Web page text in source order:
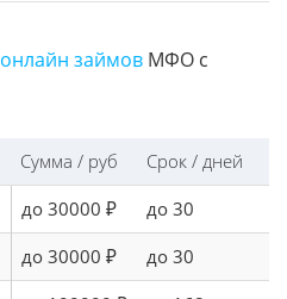
онлайн займов МФО с
Сумма / руб Срок / дней
до 30000 ₽ до 30
до 30000 ₽ до 30